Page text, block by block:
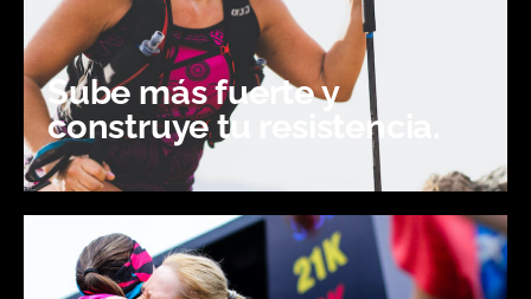
Sube más fuerte y
construye tu resistencia.